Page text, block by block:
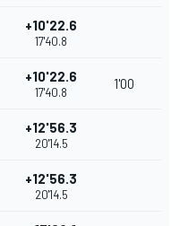
+10'22.6
17'40.8
+10'22.6
17'40.8
1'00
+12'56.3
20'14.5
+12'56.3
20'14.5